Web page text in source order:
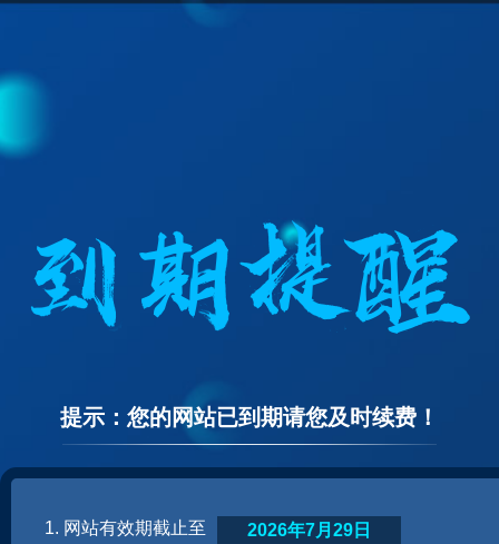
提示：您的网站已到期请您及时续费！
1. 网站有效期截止至
2026年7月29日